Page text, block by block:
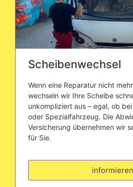
Scheibenwechsel
Wenn eine Reparatur nicht
wechseln wir Ihre Scheibe
unkompliziert aus – egal, ob bei
oder Spezialfahrzeug. Die
Versicherung übernehmen wir
für Sie.
informieren